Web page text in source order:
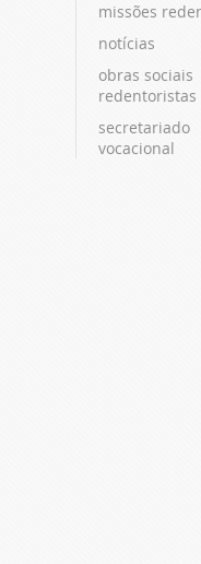
missões
notícias
obras sociais
redentoristas
secretariado
vocacional